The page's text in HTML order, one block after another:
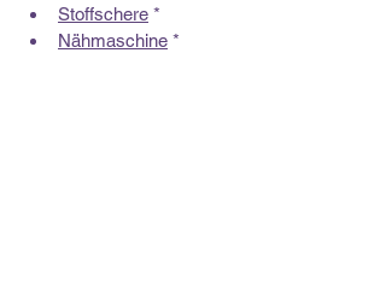
Stoffschere *
Nähmaschine *